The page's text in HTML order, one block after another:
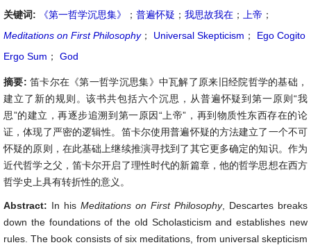
关键词:
《第一哲学沉思集》 ； 普遍怀疑 ； 我思故我在 ； 上帝 ；
Meditations on First Philosophy； Universal Skepticism ；
Ego Cogito
Ergo Sum ； God
摘要: 笛卡尔在《第一哲学沉思集》中瓦解了原来旧经院哲学的基础，
建立了新的规则。该书共包括六个沉思，从普遍怀疑到第一原则“我
思”的建立，再逐步追溯到第一原因“上帝”，再到物质性东西存在的论
证，体现了严密的逻辑性。笛卡尔使用普遍怀疑的方法建立了一个不可
怀疑的原则，在此基础上继续推演寻找到了其它更多确定的知识。作为
近代哲学之父，笛卡尔开启了理性时代的新篇章，他的哲学思想在西方
哲学史上具有转折性的意义。
Abstract: In his Meditations on First Philosophy, Descartes breaks
down the foundations of the old Scholasticism and establishes new
rules. The book consists of six meditations, from universal skepticism